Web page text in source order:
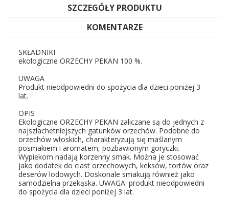
SZCZEGÓŁY PRODUKTU
KOMENTARZE
SKŁADNIKI
ekologiczne ORZECHY PEKAN 100 %.
UWAGA
Produkt nieodpowiedni do spożycia dla dzieci poniżej 3
lat.
OPIS
Ekologiczne ORZECHY PEKAN zaliczane są do jednych z
najszlachetniejszych gatunków orzechów. Podobne do
orzechów włoskich, charakteryzują się maślanym
posmakiem i aromatem, pozbawionym goryczki.
Wypiekom nadają korzenny smak. Można je stosować
jako dodatek do ciast orzechowych, keksów, tortów oraz
deserów lodowych. Doskonale smakują również jako
samodzielna przekąska. UWAGA: produkt nieodpowiedni
do spożycia dla dzieci poniżej 3 lat.